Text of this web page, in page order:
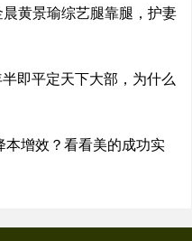
黄景瑜综艺腿靠腿，护妻
即平定天下大部，为什么
增效？看看美的成功实